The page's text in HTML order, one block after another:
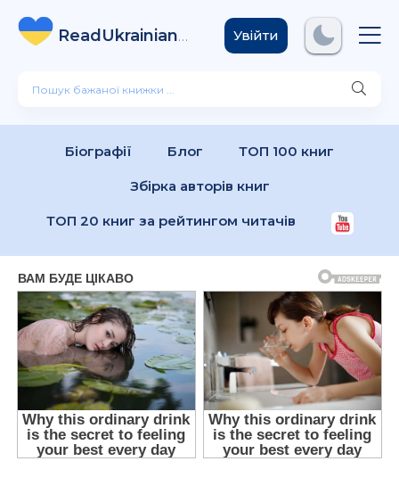
ReadUkrainian
Books .com
Увійти
Біографії Блог ТОП 100 книг
Збірка авторів книг
ТОП 20 книг за рейтингом читачів